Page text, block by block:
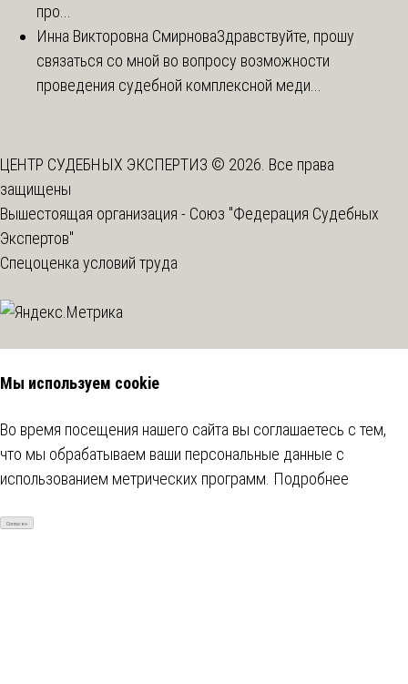
про...
Инна Викторовна СмирноваЗдравствуйте, прошу
связаться со мной во вопросу возможности
проведения судебной комплексной меди...
ЦЕНТР СУДЕБНЫХ ЭКСПЕРТИЗ © 2026. Все права
защищены
Вышестоящая организация - Союз "Федерация Судебных
Экспертов"
Спецоценка условий труда
Мы используем cookie
Во время посещения нашего сайта вы соглашаетесь с тем,
что мы обрабатываем ваши персональные данные с
использованием метрических программ. Подробнее
Согласен